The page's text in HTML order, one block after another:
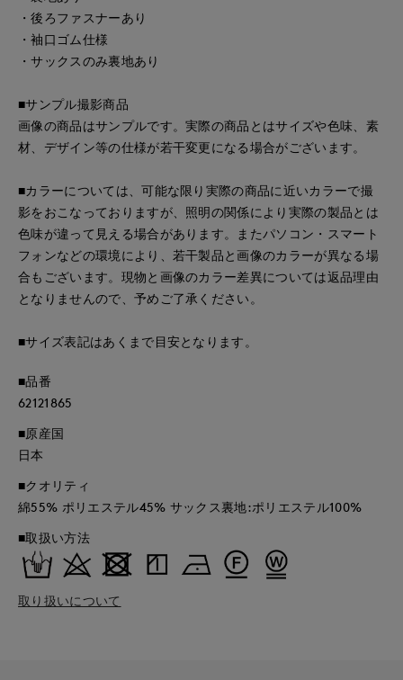
・後ろファスナーあり
・袖口ゴム仕様
・サックスのみ裏地あり
■サンプル撮影商品
画像の商品はサンプルです。実際の商品とはサイズや色味、素
材、デザイン等の仕様が若干変更になる場合がございます。
■カラーについては、可能な限り実際の商品に近いカラーで撮
影をおこなっておりますが、照明の関係により実際の製品とは
色味が違って見える場合があります。またパソコン・スマート
フォンなどの環境により、若干製品と画像のカラーが異なる場
合もございます。現物と画像のカラー差異については返品理由
となりませんので、予めご了承ください。
■サイズ表記はあくまで目安となります。
■品番
62121865
■原産国
日本
■クオリティ
綿55% ポリエステル45% サックス裏地:ポリエステル100%
■取扱い方法
取り扱いについて